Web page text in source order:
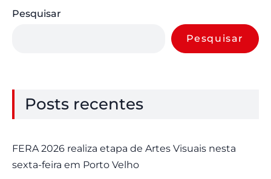
Pesquisar
Pesquisar
Posts recentes
FERA 2026 realiza etapa de Artes Visuais nesta
sexta-feira em Porto Velho